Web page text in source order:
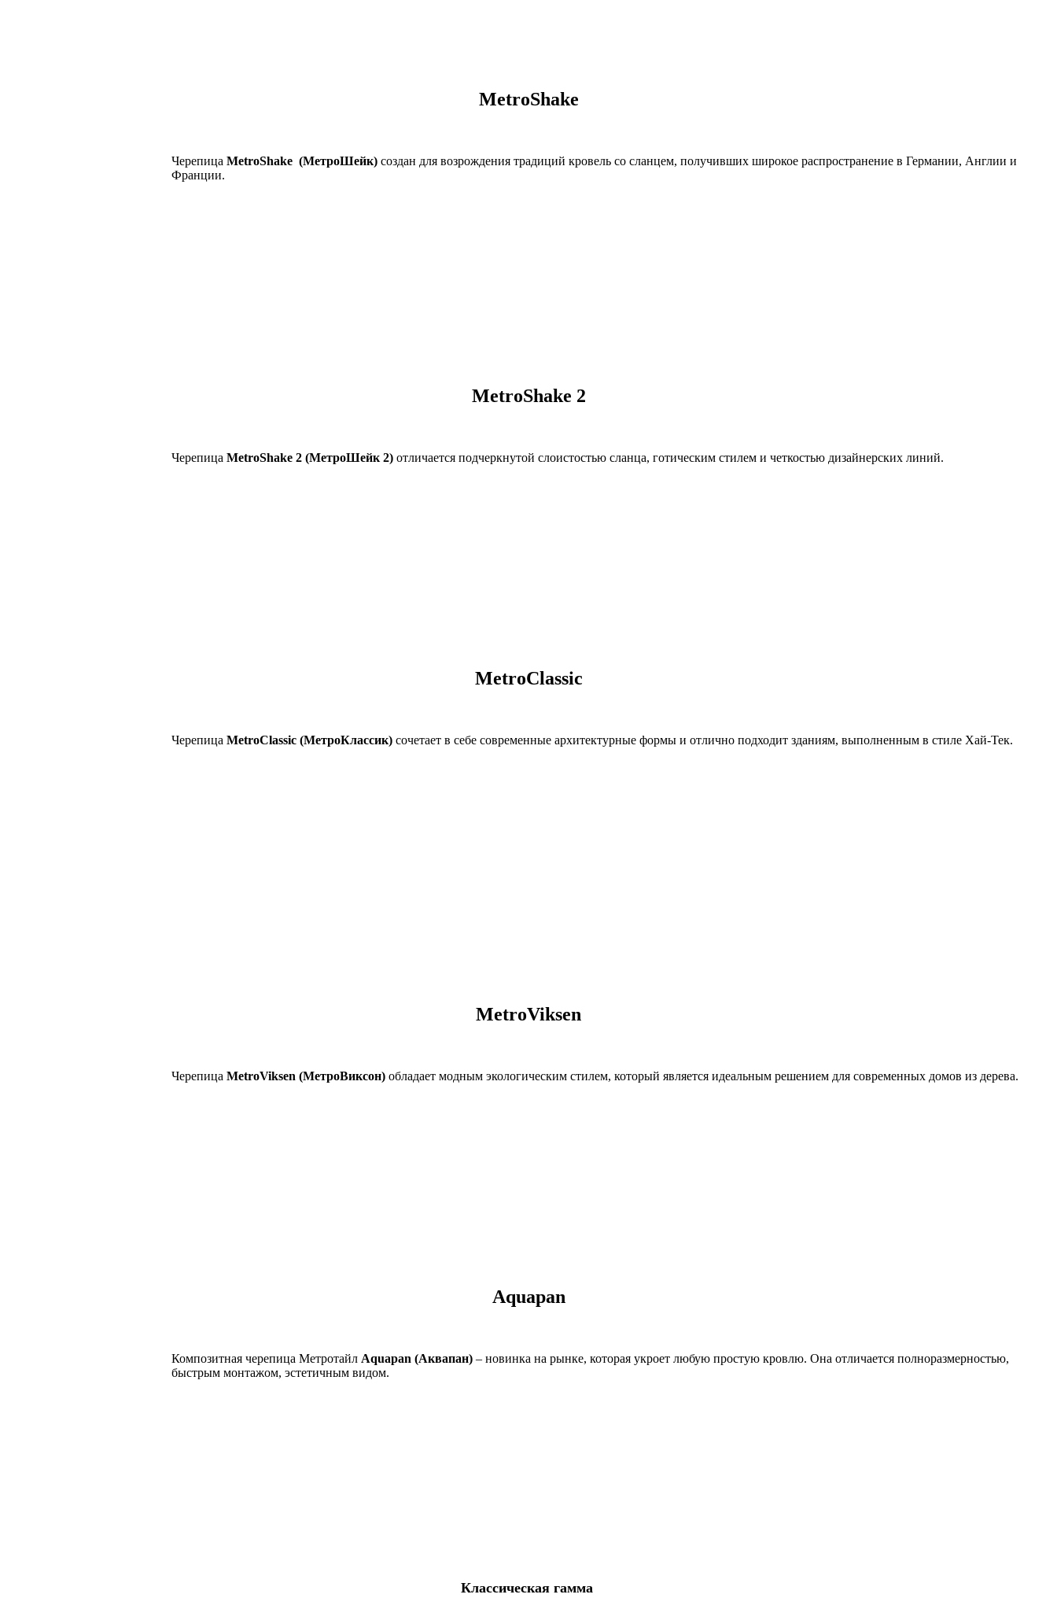
MetroShake
Черепица MetroShake (МетроШейк) создан для возрождения традиций кровель со сланцем, получивших широкое распространение в Германии, Англии и
Франции.
MetroShake 2
Черепица MetroShake 2 (МетроШейк 2) отличается подчеркнутой cлоистостью сланца, готическим стилем и четкостью дизайнерских линий.
MetroClassic
Черепица MetroClassic (МетроКлассик) сочетает в себе современные архитектурные формы и отлично подходит зданиям, выполненным в стиле Хай-Тек.
MetroViksen
Черепица MetroViksen (МетроВиксон) обладает модным экологическим стилем, который является идеальным решением для современных домов из дерева.
Aquapan
Композитная черепица Метротайл Aquapan (Аквапан) – новинка на рынке, которая укроет любую простую кровлю. Она отличается полноразмерностью,
быстрым монтажом, эстетичным видом.
Классическая гамма